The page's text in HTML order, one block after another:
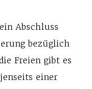
Abschluss
bezüglich
Freien gibt es
einer